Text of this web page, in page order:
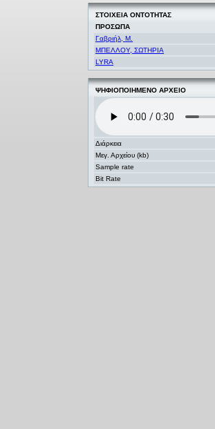
ΣΤΟΙΧΕΙΑ ΟΝΤΟΤΗΤΑΣ
ΠΡΟΣΩΠΑ
Γαβριήλ, Μ.
ΜΠΕΛΛΟΥ, ΣΩΤΗΡΙΑ
LYRA
ΨΗΦΙΟΠΟΙΗΜΕΝΟ ΑΡΧΕΙΟ
Διάρκεια
Μεγ. Αρχείου (kb)
Sample rate
Bit Rate